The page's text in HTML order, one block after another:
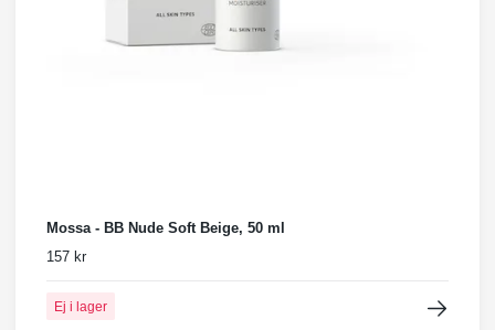
Mossa - BB Nude Soft Beige, 50 ml
157 kr
Ej i lager